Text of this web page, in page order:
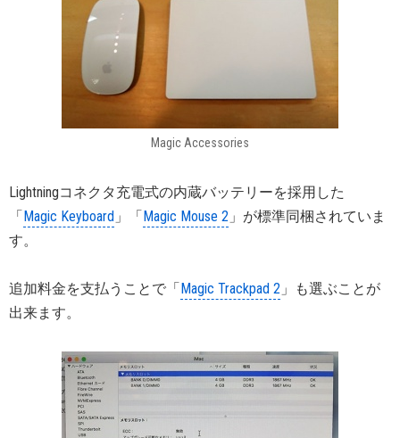
Magic Accessories
Lightningコネクタ充電式の内蔵バッテリーを採用した
「Magic Keyboard 」「Magic Mouse 2 」が標準同梱されていま
す。
追加料金を支払うことで「Magic Trackpad 2 」も選ぶことが
出来ます。